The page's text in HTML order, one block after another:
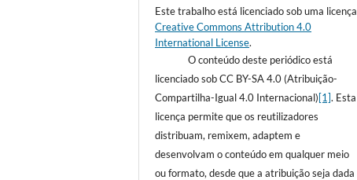
Este trabalho está licenciado sob uma licença
Creative Commons Attribution 4.0
International License.
O conteúdo deste periódico está
licenciado sob CC BY-SA 4.0 (Atribuição-
Compartilha-Igual 4.0 Internacional)[1]. Esta
licença permite que os reutilizadores
distribuam, remixem, adaptem e
desenvolvam o conteúdo em qualquer meio
ou formato, desde que a atribuição seja dada